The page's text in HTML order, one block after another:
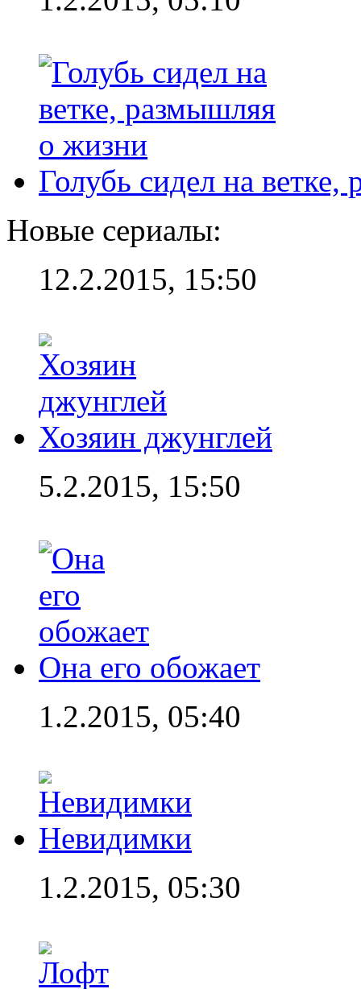
Голубь сидел на
Новые сериалы:
12.2.2015, 15:50
Хозяин джунглей
5.2.2015, 15:50
Она его обожает
1.2.2015, 05:40
Невидимки
1.2.2015, 05:30